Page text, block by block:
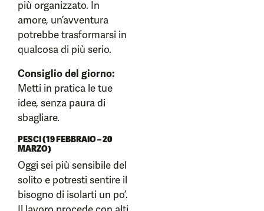
più organizzato. In
amore, un’avventura
potrebbe trasformarsi in
qualcosa di più serio.
Consiglio del giorno:
Metti in pratica le tue
idee, senza paura di
sbagliare.
PESCI (19 FEBBRAIO – 20
MARZO)
Oggi sei più sensibile del
solito e potresti sentire il
bisogno di isolarti un po’.